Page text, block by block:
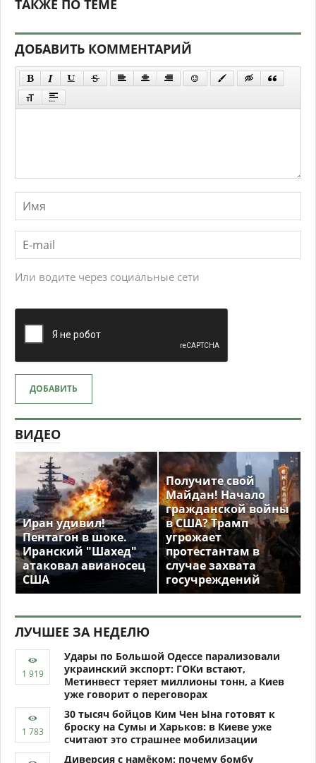
ТАКЖЕ ПО ТЕМЕ
ДОБАВИТЬ КОММЕНТАРИЙ
Или водите через социальные сети
ДОБАВИТЬ
ВИДЕО
Иран удивил!
Пентагон в шоке.
Иранский "Шахед"
атаковал авианосец
США
Получите свой
Майдан! Начало
гражданской войны
в США? Трамп
угрожает
протестантам в
случае захвата
госучреждений
ЛУЧШЕЕ ЗА НЕДЕЛЮ
Удары по Большой Одессе парализовали
украинский экспорт: ГОКи встают,
Метинвест теряет миллионы тонн, а Киев
уже говорит о переговорах
30 тысяч бойцов Ким Чен Ына готовят к
броску на Сумы и Харьков: в Киеве уже
считают это страшнее мобилизации
Диверсия с намёком: почему бомбу